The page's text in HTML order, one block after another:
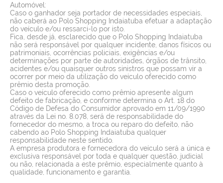
Automóvel:
Caso o ganhador seja portador de necessidades especiais,
não caberá ao Polo Shopping Indaiatuba efetuar a adaptação
do veículo e/ou ressarci-lo por isto.
Fica, desde já, esclarecido que o Polo Shopping Indaiatuba
não será responsável por qualquer incidente, danos físicos ou
patrimoniais, ocorrências policiais, exigências e/ou
determinações por parte de autoridades, órgãos de trânsito,
acidentes e/ou quaisquer outros sinistros que possam vir a
ocorrer por meio da utilização do veículo oferecido como
prêmio desta promoção.
Caso o veículo oferecido como prêmio apresente algum
defeito de fabricação, e conforme determina o Art. 18 do
Código de Defesa do Consumidor aprovado em 11/09/1990
através da Lei no. 8.078, será de responsabilidade do
fornecedor do mesmo, a troca ou reparo do defeito, não
cabendo ao Polo Shopping Indaiatuba qualquer
responsabilidade neste sentido.
A empresa produtora e fornecedora do veículo será a única e
exclusiva responsável por toda e qualquer questão, judicial
ou não, relacionada a este prêmio, especialmente quanto à
qualidade, funcionamento e garantia.